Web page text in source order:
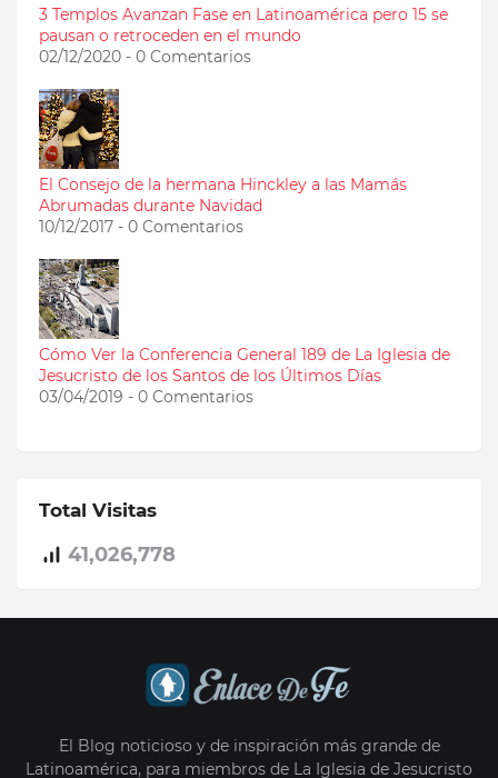
3 Templos Avanzan Fase en Latinoamérica pero 15 se
pausan o retroceden en el mundo
02/12/2020 - 0 Comentarios
El Consejo de la hermana Hinckley a las Mamás
Abrumadas durante Navidad
10/12/2017 - 0 Comentarios
Cómo Ver la Conferencia General 189 de La Iglesia de
Jesucristo de los Santos de los Últimos Días
03/04/2019 - 0 Comentarios
Total Visitas
41,026,778
El Blog noticioso y de inspiración más grande de
Latinoamérica, para miembros de La Iglesia de Jesucristo